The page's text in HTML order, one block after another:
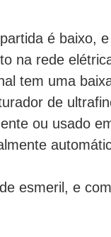
é baixo,
na rede
tem uma
de
ou usado
esmeril, e